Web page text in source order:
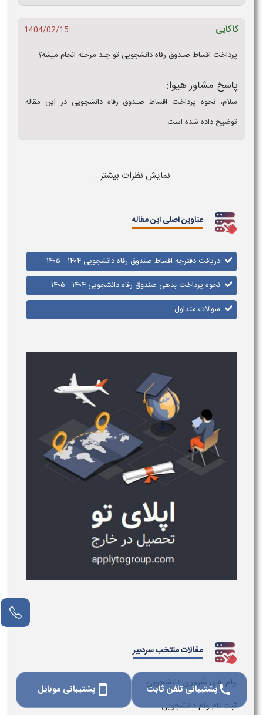
کاکایی
1404/02/15
پرداخت اقساط صندوق رفاه دانشجویی تو چند مرحله انجام میشه؟
پاسخ مشاور هیوا:
سلام، نحوه پرداخت اقساط صندوق رفاه دانشجویی در این مقاله
توضیح داده شده است.
نمایش نظرات بیشتر...
عناوین اصلی این مقاله
دریافت دفترچه اقساط صندوق رفاه دانشجویی ۱۴۰۴ - ۱۴۰۵
نحوه پرداخت بدهی صندوق رفاه دانشجویی ۱۴۰۴ - ۱۴۰۵
سوالات متداول
مقالات منتخب سردبیر
وام های ضروری دانشجویی
ثبت نام وام دانشجویی
callپشتیبانی تلفن ثابت smartphone پشتیبانی موبایل